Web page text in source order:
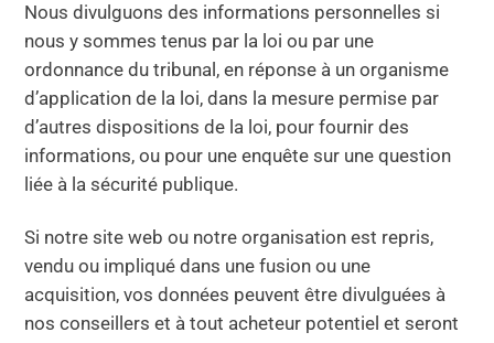
Nous divulguons des informations personnelles si
nous y sommes tenus par la loi ou par une
ordonnance du tribunal, en réponse à un organisme
d’application de la loi, dans la mesure permise par
d’autres dispositions de la loi, pour fournir des
informations, ou pour une enquête sur une question
liée à la sécurité publique.
Si notre site web ou notre organisation est repris,
vendu ou impliqué dans une fusion ou une
acquisition, vos données peuvent être divulguées à
nos conseillers et à tout acheteur potentiel et seront